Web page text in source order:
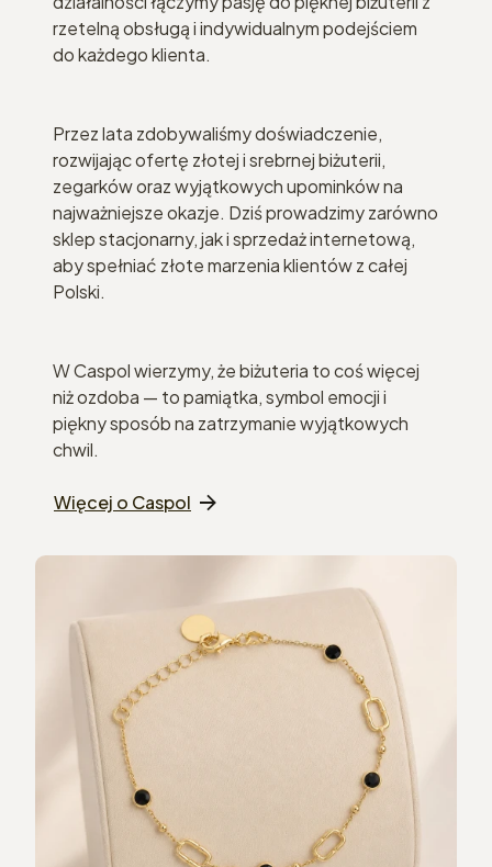
rzetelną obsługą i indywidualnym podejściem
do każdego klienta.
Przez lata zdobywaliśmy doświadczenie,
rozwijając ofertę złotej i srebrnej biżuterii,
zegarków oraz wyjątkowych upominków na
najważniejsze okazje. Dziś prowadzimy zarówno
sklep stacjonarny, jak i sprzedaż internetową,
aby spełniać złote marzenia klientów z całej
Polski.
W Caspol wierzymy, że biżuteria to coś więcej
niż ozdoba — to pamiątka, symbol emocji i
piękny sposób na zatrzymanie wyjątkowych
chwil.
Więcej o Caspol